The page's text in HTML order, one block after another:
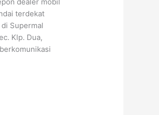
terdekat
Supermal
Klp. Dua,